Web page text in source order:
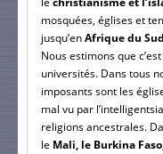
mosquées, églises et
jusqu’enAfrique du
Nous estimons que
universités. Dans tous
imposants sont les
mal vu par
religions ancestrales.
le Mali, le Burkina